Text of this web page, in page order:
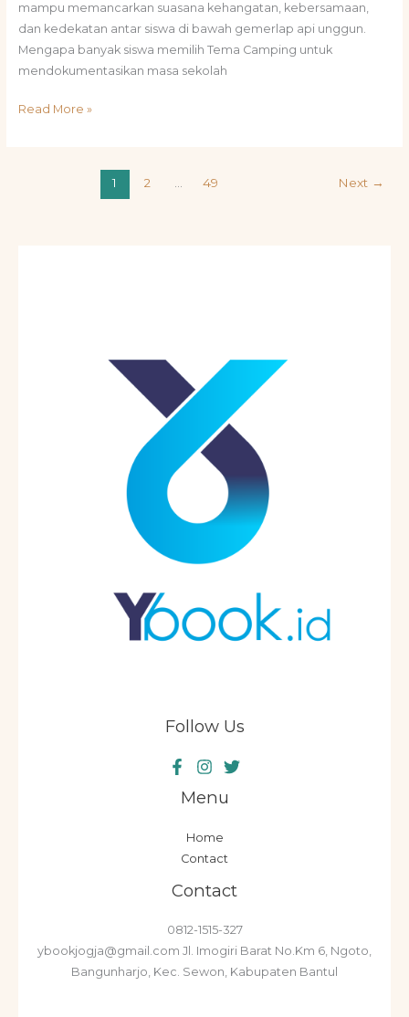
mampu memancarkan suasana kehangatan, kebersamaan,
dan kedekatan antar siswa di bawah gemerlap api unggun.
Mengapa banyak siswa memilih Tema Camping untuk
mendokumentasikan masa sekolah
Read More »
1 2 … 49 Next →
Follow Us
Menu
Home
Contact
Contact
0812-1515-327
ybookjogja@gmail.com Jl. Imogiri Barat No.Km 6, Ngoto,
Bangunharjo, Kec. Sewon, Kabupaten Bantul